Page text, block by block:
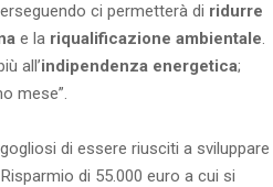
ci permetterà di ridurre
e la riqualificazione ambientale.
all’indipendenza energetica;
mese”.
di essere riusciti a sviluppare
di 55.000 euro a cui si